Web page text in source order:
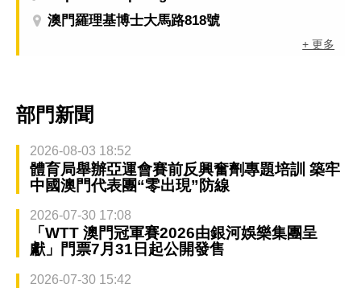
澳門羅理基博士大馬路818號
+ 更多
部門新聞
2026-08-03 18:52
體育局舉辦亞運會賽前反興奮劑專題培訓 築牢
中國澳門代表團“零出現”防線
2026-07-30 17:08
「WTT 澳門冠軍賽2026由銀河娛樂集團呈
獻」門票7月31日起公開發售
2026-07-30 15:42